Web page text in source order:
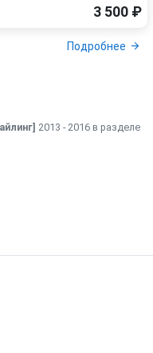
3 500 ₽
Подробнее
2013 - 2016 в разделе